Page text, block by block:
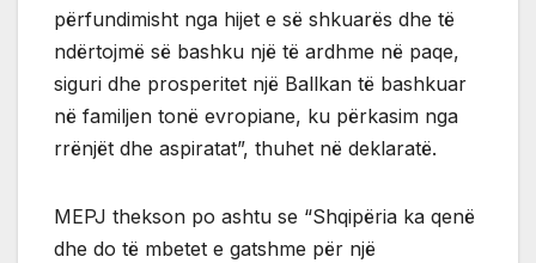
përfundimisht nga hijet e së shkuarës dhe të
ndërtojmë së bashku një të ardhme në paqe,
siguri dhe prosperitet një Ballkan të bashkuar
në familjen tonë evropiane, ku përkasim nga
rrënjët dhe aspiratat”, thuhet në deklaratë.
MEPJ thekson po ashtu se “Shqipëria ka qenë
dhe do të mbetet e gatshme për një